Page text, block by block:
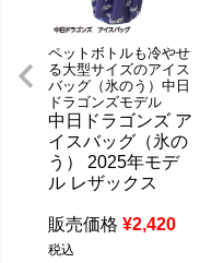
ペットボトルも冷やせ
る大型サイズのアイス
バッグ（氷のう）中日
ドラゴンズモデル
中日ドラゴンズ ア
イスバッグ（氷の
う） 2025年モデ
ル レザックス
販売価格 ¥2,420
税込